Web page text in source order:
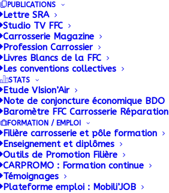
PUBLICATIONS
Lettre SRA
Studio TV FFC
Carrosserie Magazine
Profession Carrossier
Livres Blancs de la FFC
Les conventions collectives
STATS
Etude VIsion’Air
Note de conjoncture économique BDO
Baromètre FFC Carrosserie Réparation
FORMATION / EMPLOI
Filière carrosserie et pôle formation
Enseignement et diplômes
Outils de Promotion Filière
CARPROMO : Formation continue
Témoignages
Plateforme emploi : Mobili’JOB